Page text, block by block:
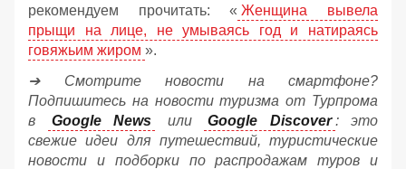
рекомендуем прочитать: « Женщина вывела
прыщи на лице, не умываясь год и натираясь
говяжьим жиром ».
➔ Смотрите новости на смартфоне?
Подпишитесь на новости туризма от Турпрома
в
Google News или Google Discover : это
свежие идеи для путешествий, туристические
новости и подборки по распродажам туров и